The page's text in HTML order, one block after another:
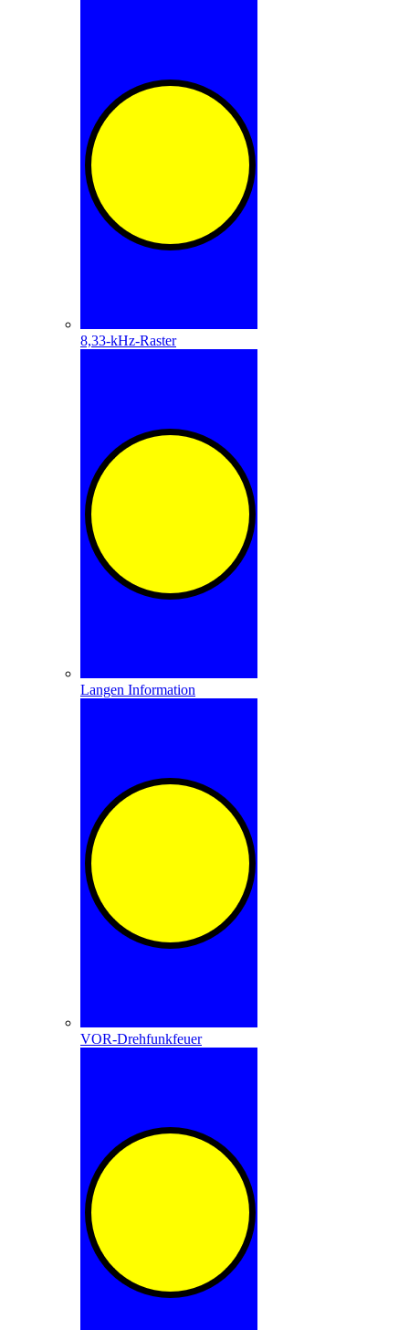
8,33-kHz-Raster
Langen Information
VOR-Drehfunkfeuer